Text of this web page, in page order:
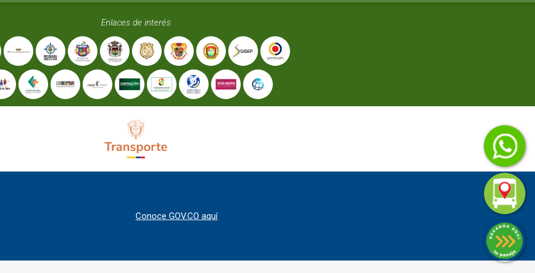
Enlaces de interés
Conoce GOV.CO aquí